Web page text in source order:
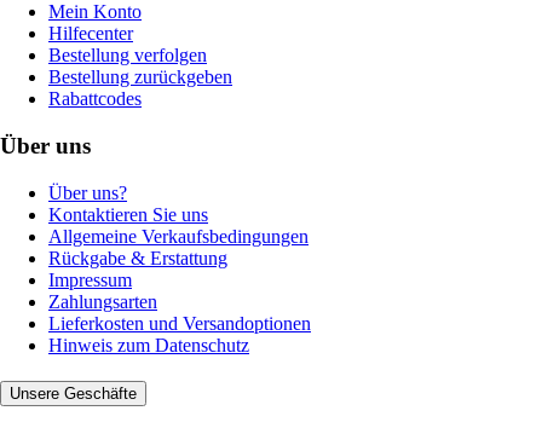
Mein Konto
Hilfecenter
Bestellung verfolgen
Bestellung zurückgeben
Rabattcodes
Über uns
Über uns?
Kontaktieren Sie uns
Allgemeine Verkaufsbedingungen
Rückgabe & Erstattung
Impressum
Zahlungsarten
Lieferkosten und Versandoptionen
Hinweis zum Datenschutz
Unsere Geschäfte